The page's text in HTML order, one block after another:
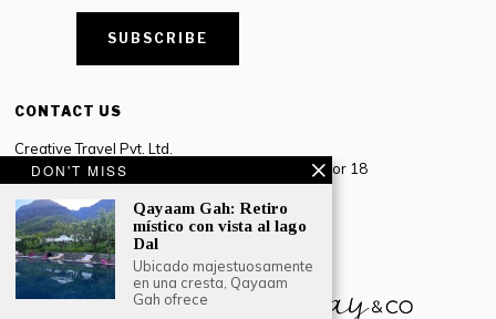
CONTACT US
Creative Travel Pvt. Ltd.
Creative Plaza, 283 Udyog Vihar Phase 2, Sector 18
Gurugram, Haryana – 122016, India
Tel: +91-124 4567777
Email:engage@southasiatraveljournal.com
DON'T MISS
Qayaam Gah: Retiro
místico con vista al lago
Dal
Ubicado majestuosamente
en una cresta, Qayaam
Gah ofrece